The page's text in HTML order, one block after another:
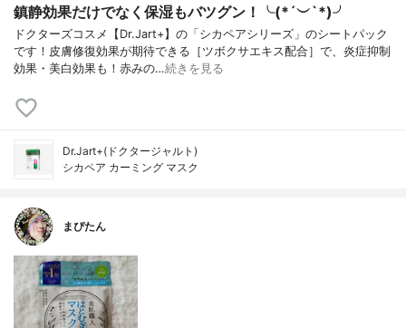
鎮静効果だけでなく保湿もバツグン！╰(*´︶`*)╯
ドクターズコスメ【Dr.Jart+】の「シカペアシリーズ」のシートパック
です！皮膚修復効果が期待できる［ツボクサエキス配合］で、炎症抑制
効果・美白効果も！赤みの…続きを見る
Dr.Jart+(ドクタージャルト)
シカペア カーミング マスク
まぴたん